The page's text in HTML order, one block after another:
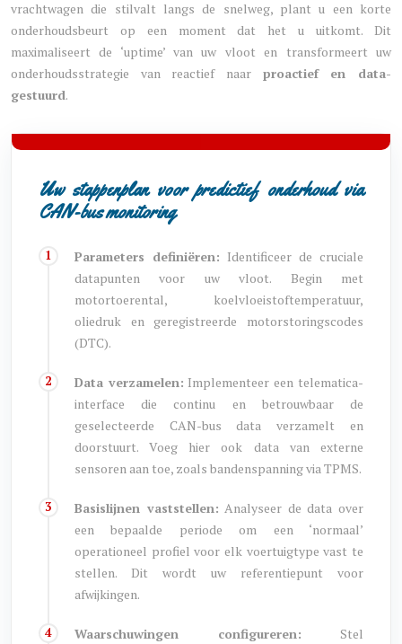
vrachtwagen die stilvalt langs de snelweg, plant u een korte
onderhoudsbeurt op een moment dat het u uitkomt. Dit
maximaliseert de ‘uptime’ van uw vloot en transformeert uw
onderhoudsstrategie van reactief naar proactief en data-
gestuurd.
Uw stappenplan voor predictief onderhoud via
CAN-bus monitoring
Parameters definiëren: Identificeer de cruciale
datapunten voor uw vloot. Begin met
motortoerental, koelvloeistoftemperatuur,
oliedruk en geregistreerde motorstoringscodes
(DTC).
Data verzamelen: Implementeer een telematica-
interface die continu en betrouwbaar de
geselecteerde CAN-bus data verzamelt en
doorstuurt. Voeg hier ook data van externe
sensoren aan toe, zoals bandenspanning via TPMS.
Basislijnen vaststellen: Analyseer de data over
een bepaalde periode om een ‘normaal’
operationeel profiel voor elk voertuigtype vast te
stellen. Dit wordt uw referentiepunt voor
afwijkingen.
Waarschuwingen configureren: Stel